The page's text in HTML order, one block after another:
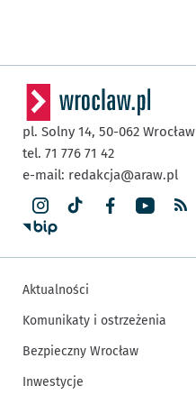
pl. Solny 14, 50-062 Wrocław
tel. 71 776 71 42
e-mail: redakcja@araw.pl
Aktualności
Komunikaty i ostrzeżenia
Bezpieczny Wrocław
Inwestycje